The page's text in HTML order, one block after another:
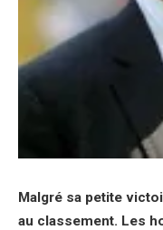
Malgré sa petite
au classement. Les